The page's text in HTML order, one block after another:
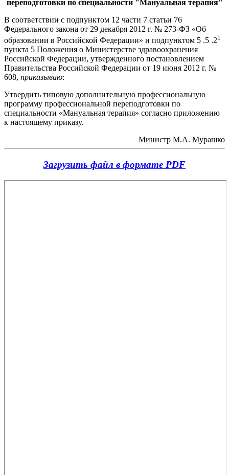
переподготовки по специальности "Мануальная терапия"
В соответствии с подпунктом 12 части 7 статьи 76
Федерального закона от 29 декабря 2012 г. № 273-ФЗ «Об
образовании в Российской Федерации» и подпунктом 5 .5 .21
пункта 5 Положения о Министерстве здравоохранения
Российской Федерации, утвержденного постановлением
Правительства Российской Федерации от 19 июня 2012 г. №
608, приказываю:
Утвердить типовую дополнительную профессиональную
программу профессиональной переподготовки по
специальности «Мануальная терапия» согласно приложению
к настоящему приказу.
Министр М.А. Мурашко
Загрузить файл в формате PDF